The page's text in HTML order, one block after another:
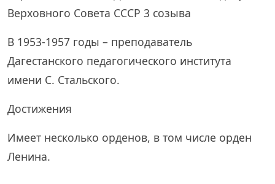
Верховного Совета СССР 3 созыва
В 1953-1957 годы – преподаватель
Дагестанского педагогического института
имени С. Стальского.
Достижения
Имеет несколько орденов, в том числе орден
Ленина.